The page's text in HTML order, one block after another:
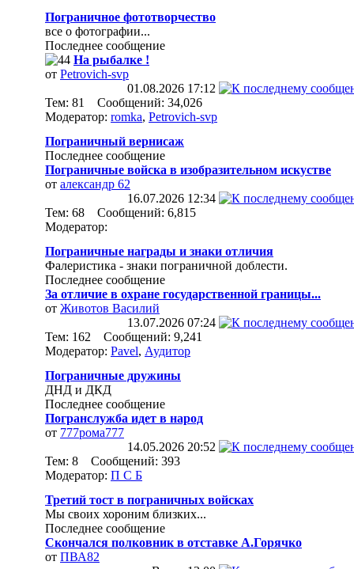
Пограничное фототворчество
все о фотографии...
Последнее сообщение
На рыбалке !
от Petrovich-svp
01.08.2026 17:12
Тем: 81 Сообщений: 34,026
Модератор: romka, Petrovich-svp
Пограничный вернисаж
Последнее сообщение
Пограничные войска в изобразительном искустве
от александр 62
16.07.2026 12:34
Тем: 68 Сообщений: 6,815
Модератор:
Пограничные награды и знаки отличия
Фалеристика - знаки пограничной доблести.
Последнее сообщение
За отличие в охране государственной границы...
от Животов Василий
13.07.2026 07:24
Тем: 162 Сообщений: 9,241
Модератор: Pavel, Аудитор
Пограничные дружины
ДНД и ДКД
Последнее сообщение
Погранслужба идет в народ
от 777рома777
14.05.2026 20:52
Тем: 8 Сообщений: 393
Модератор: П С Б
Третий тост в пограничных войсках
Мы своих хороним близких...
Последнее сообщение
Скончался полковник в отставке А.Горячко
от ПВА82